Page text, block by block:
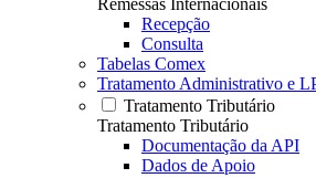
Remessas Internacionais
Recepção
Consulta
Tabelas Comex
Tratamento Administrativo e
Tratamento Tributário
Tratamento Tributário
Documentação da API
Dados de Apoio